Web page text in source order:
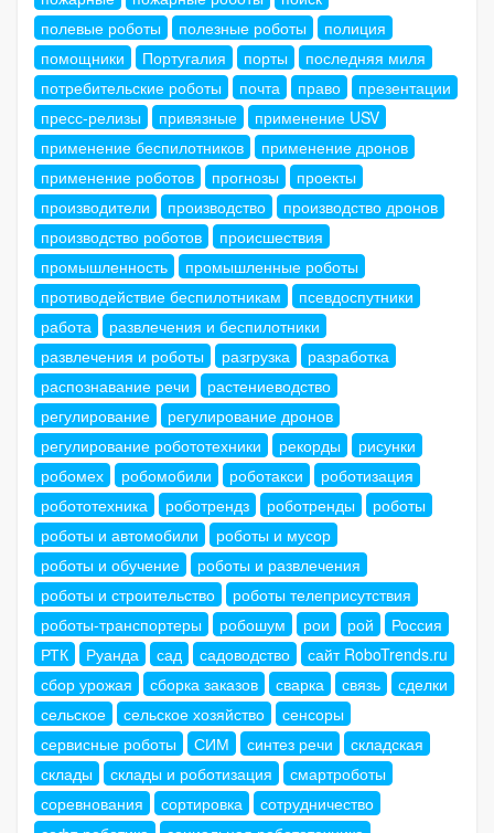
полевые роботы
полезные роботы
полиция
помощники
Португалия порты
последняя миля
потребительские роботы
почта право
презентации
пресс-релизы
привязные
применение USV
применение беспилотников
применение дронов
применение роботов
прогнозы
проекты
производители
производство
производство дронов
производство роботов
происшествия
промышленность
промышленные роботы
противодействие беспилотникам
псевдоспутники
работа
развлечения и беспилотники
развлечения и роботы
разгрузка
разработка
распознавание речи
растениеводство
регулирование
регулирование дронов
регулирование робототехники
рекорды
рисунки
робомех
робомобили роботакси
роботизация
робототехника
роботрендз роботренды
роботы
роботы и автомобили
роботы и мусор
роботы и обучение
роботы и развлечения
роботы и строительство
роботы телеприсутствия
роботы-транспортеры
робошум рои рой
Россия
РТК
Руанда сад садоводство
сайт RoboTrends.ru
сбор урожая
сборка заказов сварка связь
сделки
сельское
сельское хозяйство
сенсоры
сервисные роботы
СИМ синтез речи
складская
склады
склады и роботизация
смартроботы
соревнования
сортировка
сотрудничество